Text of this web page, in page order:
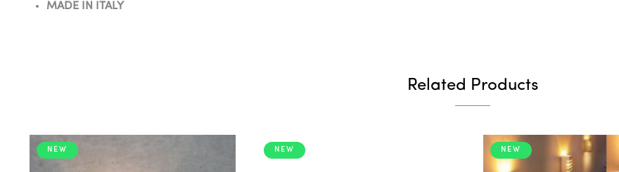
MADE IN ITALY
Related Products
NEW NEW NEW